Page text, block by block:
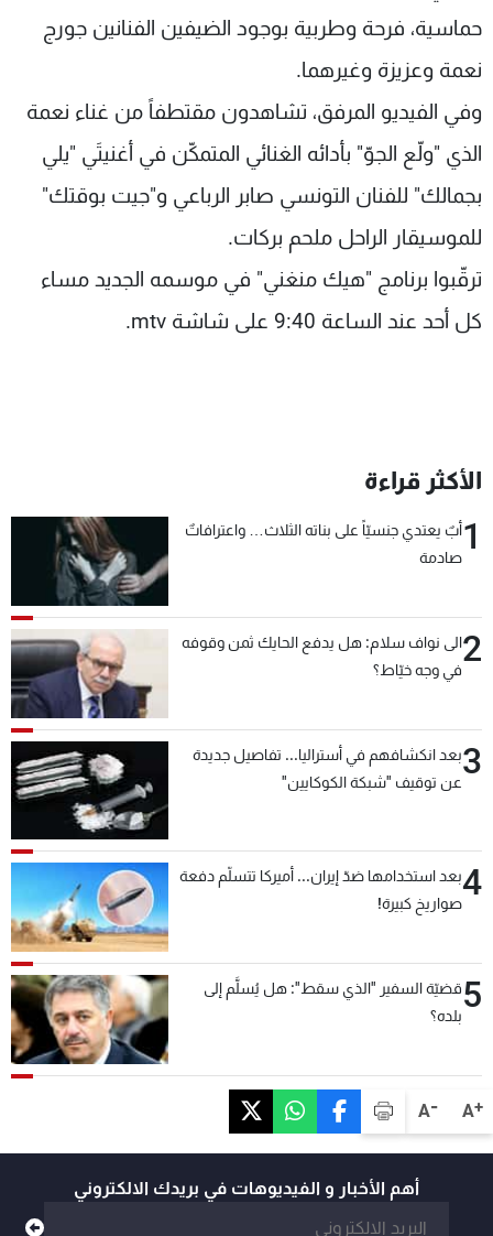
A+
A-
حماسية، فرحة وطربية بوجود الضيفين الفنانين جورج
نعمة وعزيزة وغيرهما.
وفي الفيديو المرفق، تشاهدون مقتطفاً من غناء نعمة
الذي "ولّع الجوّ" بأدائه الغنائي المتمكّن في أغنيتَي "يلي
بجمالك" للفنان التونسي صابر الرباعي و"جيت بوقتك"
للموسيقار الراحل ملحم بركات.
ترقّبوا برنامج "هيك منغني" في موسمه الجديد مساء
كل أحد عند الساعة 9:40 على شاشة mtv.
الأكثر قراءة
1أبٌ يعتدي جنسيّاً على بناته الثلاث… واعترافاتٌ
صادمة
2الى نواف سلام: هل يدفع الحايك ثمن وقوفه
في وجه خيّاط؟
3بعد انكشافهم في أستراليا... تفاصيل جديدة
عن توقيف "شبكة الكوكايين"
4بعد استخدامها ضدّ إيران... أميركا تتسلّم دفعة
صواريخ كبيرة!
5قضيّة السفير "الذي سقط": هل يُسلَّم إلى
بلده؟
أهم الأخبار و الفيديوهات في بريدك الالكتروني